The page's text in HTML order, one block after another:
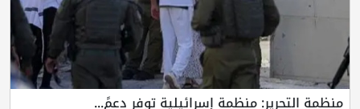
منظمة إسرائيلية توفر دعمً...